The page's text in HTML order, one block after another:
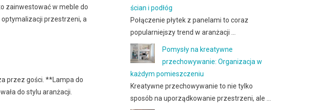
zainwestować w meble do
przestrzeni, a
przez gości. **Lampa do
do stylu aranżacji.
ścian i podłóg
Połączenie płytek z panelami to coraz
popularniejszy trend w aranżacji …
Pomysły na kreatywne
przechowywanie: Organizacja w
każdym pomieszczeniu
Kreatywne przechowywanie to nie tylko
sposób na uporządkowanie przestrzeni, ale …